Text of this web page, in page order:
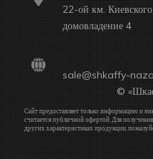
22-ой км.
домовладение 4
sale@shkaffy-
©
Сайт предоставляет только информацию и
считается публичной офертой. Для
других характеристиках продукции,